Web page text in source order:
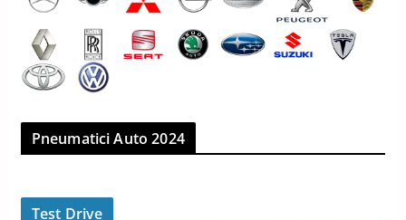
Pneumatici Auto 2024
Test Drive